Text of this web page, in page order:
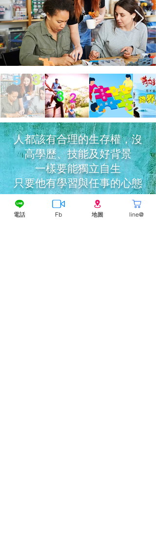
人都該有合理的生存權，沒
高學歷、技能及好背景
一樣要能獨立自生
只要他有學習與任事的心態
電話 Fb 地圖 line@